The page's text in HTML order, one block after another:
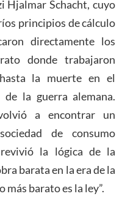
Hjalmar Schacht, cuyo
principios de cálculo
directamente los
donde trabajaron
la muerte en el
la guerra alemana.
a encontrar un
de consumo
la lógica de la
barata en la era de la
más barato es la ley”.